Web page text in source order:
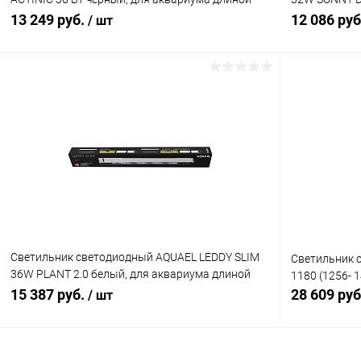
100-120 см
13 249 руб. / шт
В избранное В наличии
80-107см
12 086
Светильник светодиодный AQUAEL LEDDY SLIM
36W PLANT 2.0 белый, для аквариума длиной
100 - 127см
15 387 руб. / шт
Cветильник
1180 (1256-
28 609